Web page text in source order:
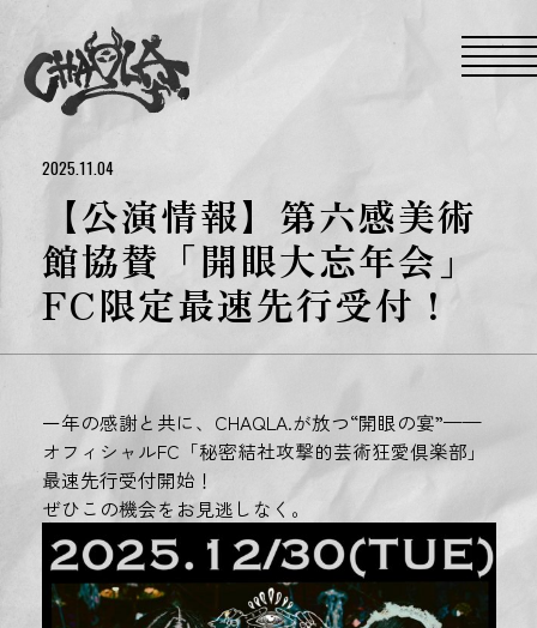
t
e
n
t
2025.11.04
【公演情報】第六感美術
館協賛「開眼大忘年会」
FC限定最速先行受付！
一年の感謝と共に、CHAQLA.が放つ“開眼の宴”——
オフィシャルFC「秘密結社攻撃的芸術狂愛倶楽部」
最速先行受付開始！
ぜひこの機会をお見逃しなく。